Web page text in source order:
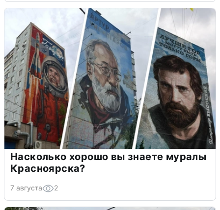
Насколько хорошо вы знаете муралы
Красноярска?
7 августа 2